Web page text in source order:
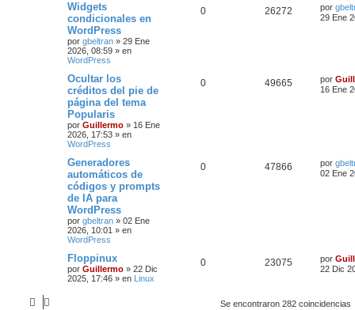
Widgets
condicionales en
WordPress
por gbeltran » 29 Ene
2026, 08:59 » en
WordPress
0 26272 por
29 Ene
Ocultar los
créditos del pie de
página del tema
Popularis
por Guillermo » 16 Ene
2026, 17:53 » en
WordPress
0 49665 por
16 Ene
Generadores
automáticos de
códigos y prompts
de IA para
WordPress
por gbeltran » 02 Ene
2026, 10:01 » en
WordPress
0 47866 por
02 Ene
Floppinux
por Guillermo » 22 Dic
2025, 17:46 » en Linux
0 23075 por
22 Dic
Se encontraron 282 coincidencias